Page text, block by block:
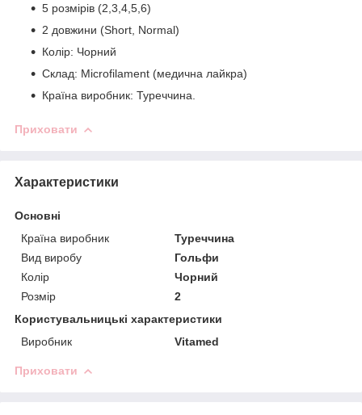
5 розмірів (2,3,4,5,6)
2 довжини (Short, Normal)
Колір: Чорний
Склад: Microfilament (медична лайкра)
Країна виробник: Туреччина.
Приховати
Характеристики
Основні
Країна виробник
Туреччина
Вид виробу
Гольфи
Колір
Чорний
Розмір
2
Користувальницькі характеристики
Виробник
Vitamed
Приховати